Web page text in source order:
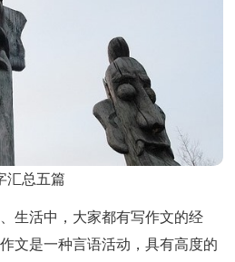
汇总五篇
生活中，大家都有写作文的经
文是一种言语活动，具有高度的